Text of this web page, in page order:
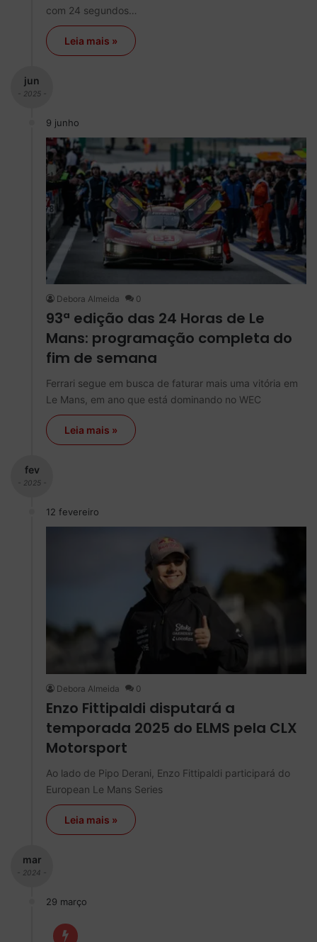
com 24 segundos…
Leia mais »
jun
- 2025 -
9 junho
Debora Almeida 0
93ª edição das 24 Horas de Le
Mans: programação completa do
fim de semana
Ferrari segue em busca de faturar mais uma vitória em
Le Mans, em ano que está dominando no WEC
Leia mais »
fev
- 2025 -
12 fevereiro
Debora Almeida 0
Enzo Fittipaldi disputará a
temporada 2025 do ELMS pela CLX
Motorsport
Ao lado de Pipo Derani, Enzo Fittipaldi participará do
European Le Mans Series
Leia mais »
mar
- 2024 -
29 março